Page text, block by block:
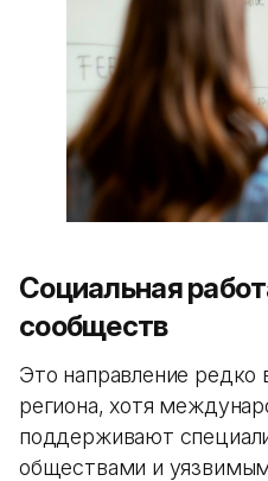
Социальная
сообществ
Это направление
региона, хотя
поддерживают
обществами и